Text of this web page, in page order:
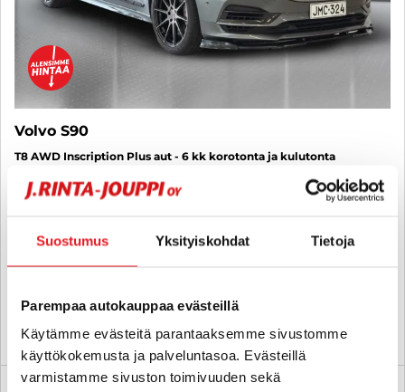
Suostumus Yksityiskohdat Tietoja
Parempaa autokauppaa evästeillä
Käytämme evästeitä parantaaksemme sivustomme
käyttökokemusta ja palveluntasoa. Evästeillä
varmistamme sivuston toimivuuden sekä
Volvo S90
T8 AWD Inscription Plus aut - 6 kk korotonta ja kulutonta
etuistuimet, Pysäköintitutkat edessä ja takana - J. autoturva
19 900 €18 880 €
KATSO TIEDOT WHATSAPP